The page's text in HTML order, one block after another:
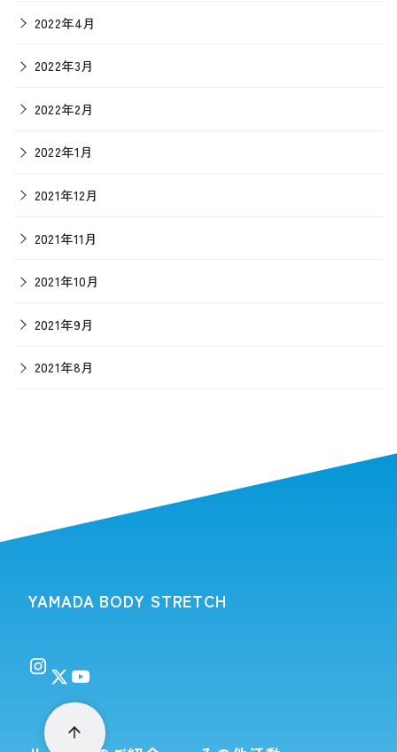
2022年4月
2022年3月
2022年2月
2022年1月
2021年12月
2021年11月
2021年10月
2021年9月
2021年8月
YAMADA BODY STRETCH